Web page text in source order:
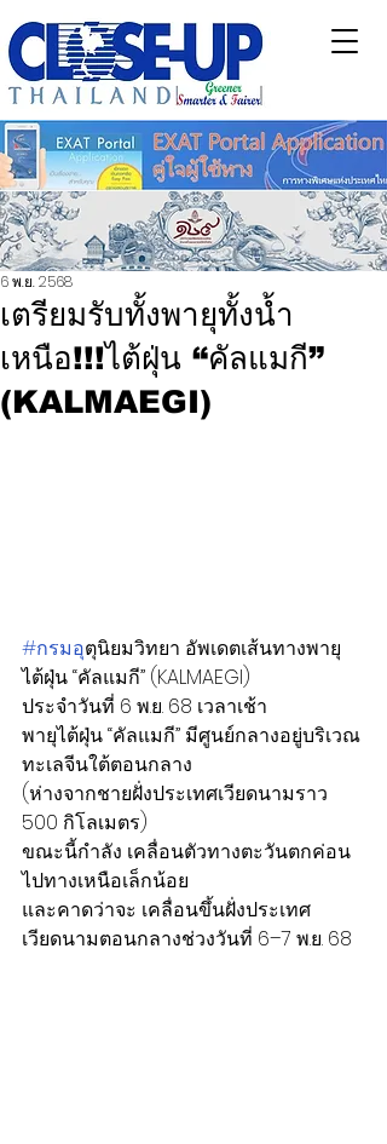
เตรียมรับทั้งพายุทั้งน้ำ
เหนือ!!!ไต้ฝุ่น “คัลแมกี”
(KALMAEGI)
6 พ.ย. 2568
#กรมอุตุนิยมวิทยา อัพเดตเส้นทางพายุ
ไต้ฝุ่น “คัลแมกี” (KALMAEGI)
ประจำวันที่ 6 พ.ย. 68 เวลาเช้า
พายุไต้ฝุ่น “คัลแมกี” มีศูนย์กลางอยู่บริเวณ
ทะเลจีนใต้ตอนกลาง
(ห่างจากชายฝั่งประเทศเวียดนามราว
500 กิโลเมตร)
ขณะนี้กำลัง เคลื่อนตัวทางตะวันตกค่อน
ไปทางเหนือเล็กน้อย
และคาดว่าจะ เคลื่อนขึ้นฝั่งประเทศ
เวียดนามตอนกลางช่วงวันที่ 6–7 พ.ย. 68